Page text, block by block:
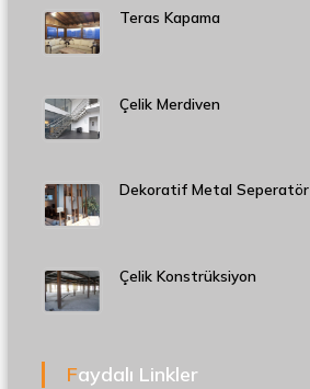
Teras Kapama
Çelik Merdiven
Dekoratif Metal Seperatör
Çelik Konstrüksiyon
Faydalı Linkler